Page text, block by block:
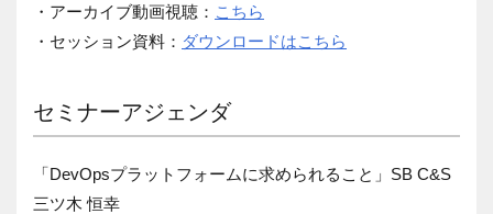
・アーカイブ動画視聴： こちら
・セッション資料： ダウンロードはこちら
セミナーアジェンダ
「DevOpsプラットフォームに求められること」SB C&S
三ツ木 恒幸